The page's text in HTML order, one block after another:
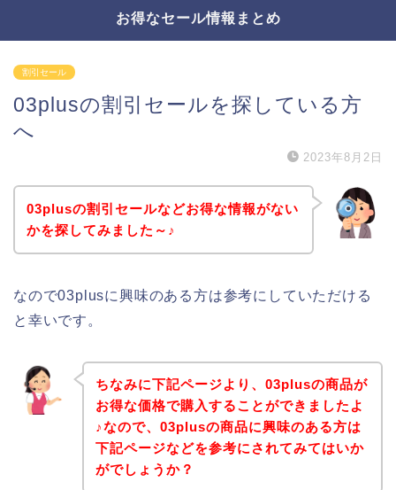
お得なセール情報まとめ
割引セール
03plusの割引セールを探している方
へ
2023年8月2日
03plusの割引セールなどお得な情報がない
かを探してみました～♪
なので03plusに興味のある方は参考にしていただける
と幸いです。
ちなみに下記ページより、03plusの商品が
お得な価格で購入することができましたよ
♪なので、03plusの商品に興味のある方は
下記ページなどを参考にされてみてはいか
がでしょうか？